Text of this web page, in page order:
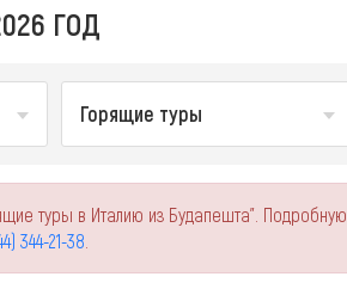
ГОД
Горящие туры
туры в Италию из Будапешта". Подробную
344-21-38